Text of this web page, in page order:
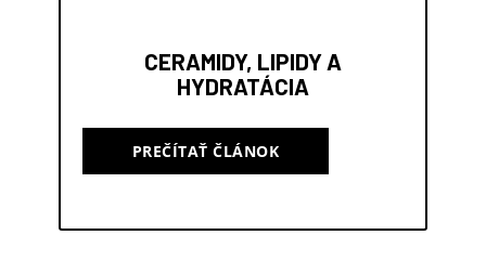
CERAMIDY, LIPIDY A
HYDRATÁCIA
PREČÍTAŤ ČLÁNOK